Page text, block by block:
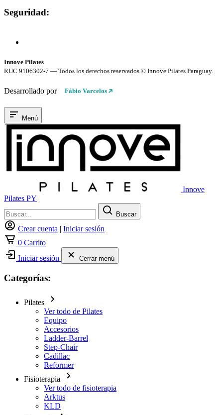
Seguridad:
Innove Pilates
RUC 9106302-7 — Todos los derechos reservados © Innove Pilates Paraguay.
Desarrollado por Fábio Varcelos
Menú
Innove
Pilates PY
Buscar
Crear cuenta | Iniciar sesión
0 Carrito
Iniciar sesión
Cerrar menú
Categorías:
Pilates
Ver todo de Pilates
Equipo
Accesorios
Ladder-Barrel
Step-Chair
Cadillac
Reformer
Fisioterapia
Ver todo de fisioterapia
Arktus
KLD